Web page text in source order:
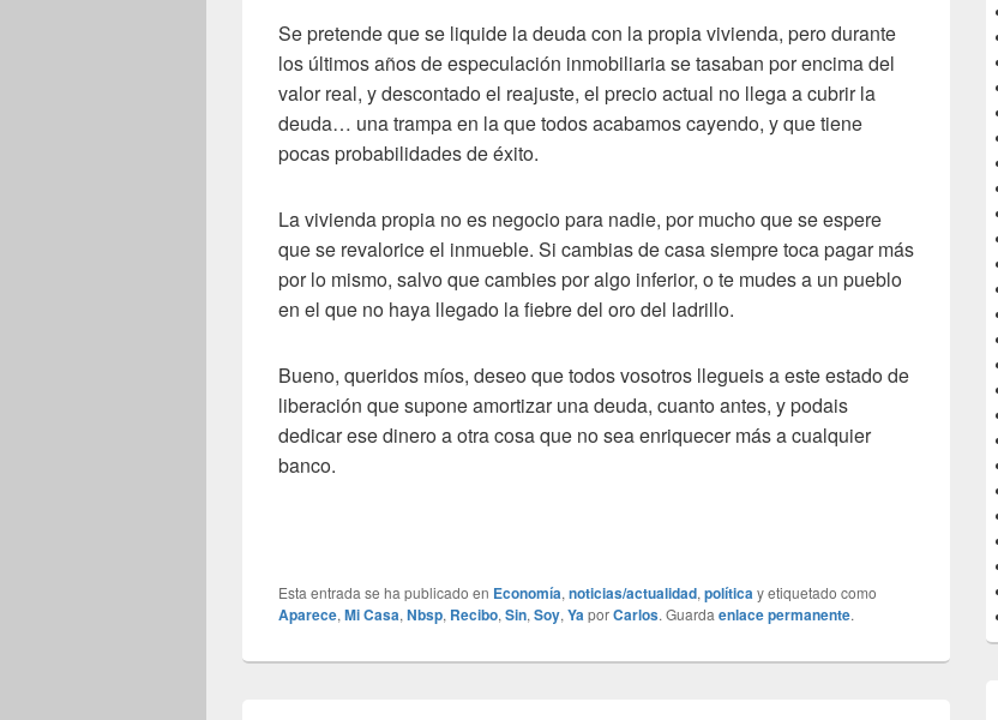
Se pretende que se liquide la deuda con la propia vivienda, pero durante
los últimos años de especulación inmobiliaria se tasaban por encima del
valor real, y descontado el reajuste, el precio actual no llega a cubrir la
deuda… una trampa en la que todos acabamos cayendo, y que tiene
pocas probabilidades de éxito.
La vivienda propia no es negocio para nadie, por mucho que se espere
que se revalorice el inmueble. Si cambias de casa siempre toca pagar más
por lo mismo, salvo que cambies por algo inferior, o te mudes a un pueblo
en el que no haya llegado la fiebre del oro del ladrillo.
Bueno, queridos míos, deseo que todos vosotros llegueis a este estado de
liberación que supone amortizar una deuda, cuanto antes, y podais
dedicar ese dinero a otra cosa que no sea enriquecer más a cualquier
banco.
Esta entrada se ha publicado en Economía, noticias/actualidad, política y etiquetado como
Aparece, Mi Casa, Nbsp, Recibo, Sin, Soy, Ya porCarlos. Guarda enlace permanente.